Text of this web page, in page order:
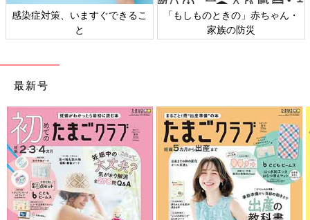
感染症対策、いますぐできるこ
と
「もしものときの」赤ちゃん・
家族の防災
最新号